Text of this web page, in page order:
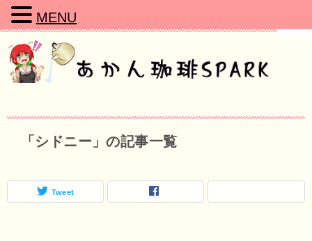
「シドニー」の記事一覧
Tweet
MENU